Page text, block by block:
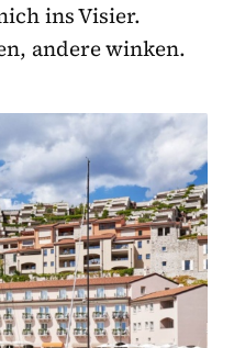
ins Visier.
andere winken.